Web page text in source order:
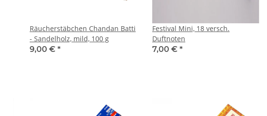
Räucherstäbchen Chandan Batti
- Sandelholz, mild, 100 g
9,00 € *
Festival Mini, 18 versch.
Duftnoten
7,00 € *